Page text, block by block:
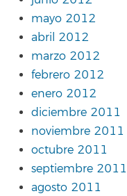
mayo 2012
abril 2012
marzo 2012
febrero 2012
enero 2012
diciembre 2011
noviembre 2011
octubre 2011
septiembre 2011
agosto 2011